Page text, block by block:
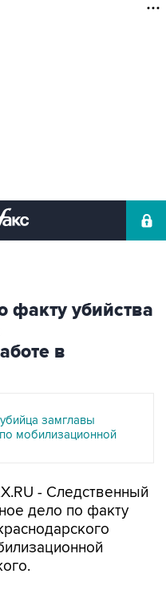
факту убийства
в
замглавы
мобилизационной
- Следственный
дело по факту